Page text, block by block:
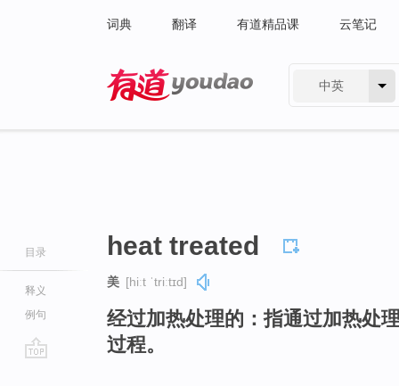
词典 翻译 有道精品课 云笔记
中英
目录
释义
例句
heat treated
美 [hiːt ˈtriːtɪd]
经过加热处理的：指通过加热处
过程。